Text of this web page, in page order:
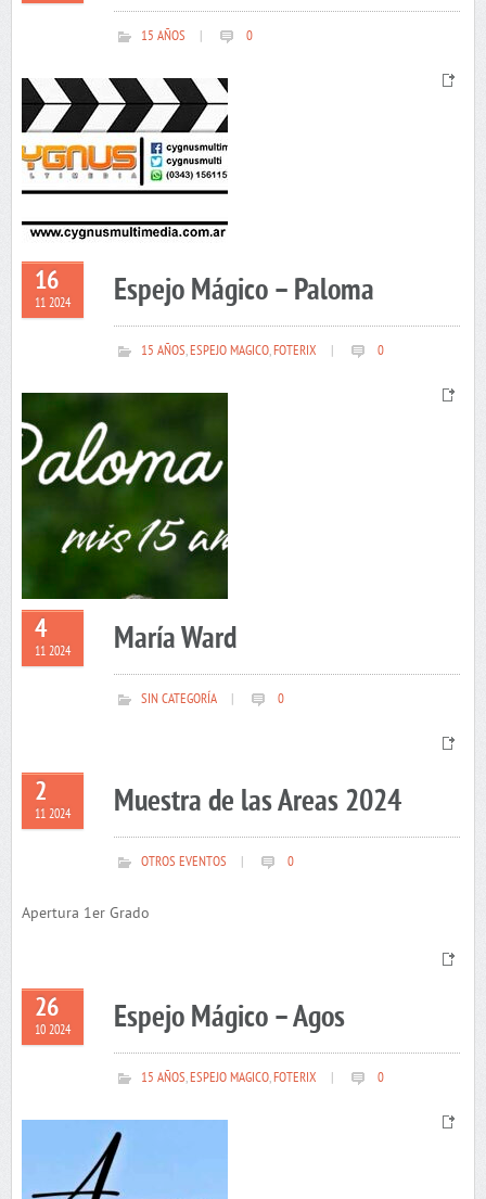
15 AÑOS 0
16
11 2024 Espejo Mágico – Paloma
15 AÑOS,ESPEJO MAGICO,FOTERIX 0
4
11 2024 María Ward
SIN CATEGORÍA 0
2
11 2024 Muestra de las Areas 2024
OTROS EVENTOS 0
Apertura 1er Grado
26
10 2024 Espejo Mágico – Agos
15 AÑOS,ESPEJO MAGICO,FOTERIX 0